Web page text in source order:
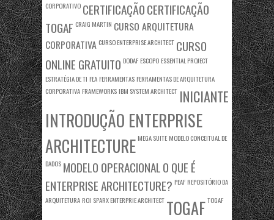
CORPORATIVO CERTIFICAÇÃOCERTIFICAÇÃO
TOGAF CRAIG MARTIN CURSO ARQUITETURA
CORPORATIVA CURSO ENTERPRISE ARCHITECT CURSO
ONLINE GRATUITO DODAF ESCOPO ESSENTIAL PROJECT
ESTRATÉGIA DE TI FEA FERRAMENTAS FERRAMENTAS DE ARQUITETURA
CORPORATIVA FRAMEWORKS IBM SYSTEM ARCHITECT INICIANTE
INTRODUÇÃO ENTERPRISE
ARCHITECTURE MEGA SUITE MODELO CONCEITUAL DE
DADOS MODELO OPERACIONALO QUE É
ENTERPRISE ARCHITECTURE? PEAF REPOSITÓRIO DA
ARQUITETURA ROI SPARX ENTERPRIE ARCHITECT TOGAFTOGAF